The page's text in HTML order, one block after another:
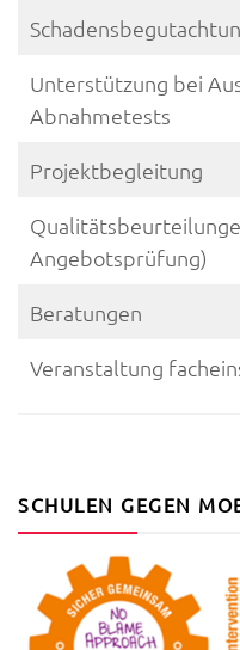
Unterstützung bei
Abnahmetests
Projektbegleitung
Angebotsprüfung)
Beratungen
Veranstaltung
SCHULEN GEGEN